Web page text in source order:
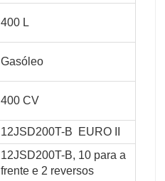
400 L
Gasóleo
400 CV
12JSD200T-B EURO II
12JSD200T-B, 10 para a
frente e 2 reversos